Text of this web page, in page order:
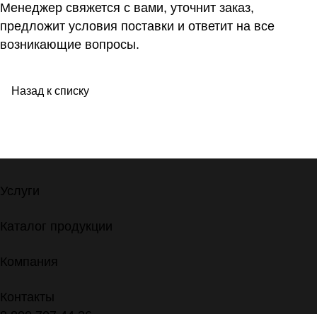
Менеджер свяжется с вами, уточнит заказ,
предложит условия поставки и ответит на все
возникающие вопросы.
Назад к списку
Услуги
Каталог продукции
Компания
Контакты